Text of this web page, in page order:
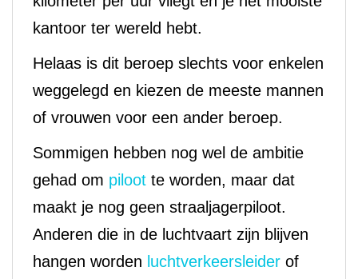
kantoor ter wereld hebt.
Helaas is dit beroep slechts voor enkelen
weggelegd en kiezen de meeste mannen
of vrouwen voor een ander beroep.
Sommigen hebben nog wel de ambitie
gehad om piloot te worden, maar dat
maakt je nog geen straaljagerpiloot.
Anderen die in de luchtvaart zijn blijven
hangen worden luchtverkeersleider of